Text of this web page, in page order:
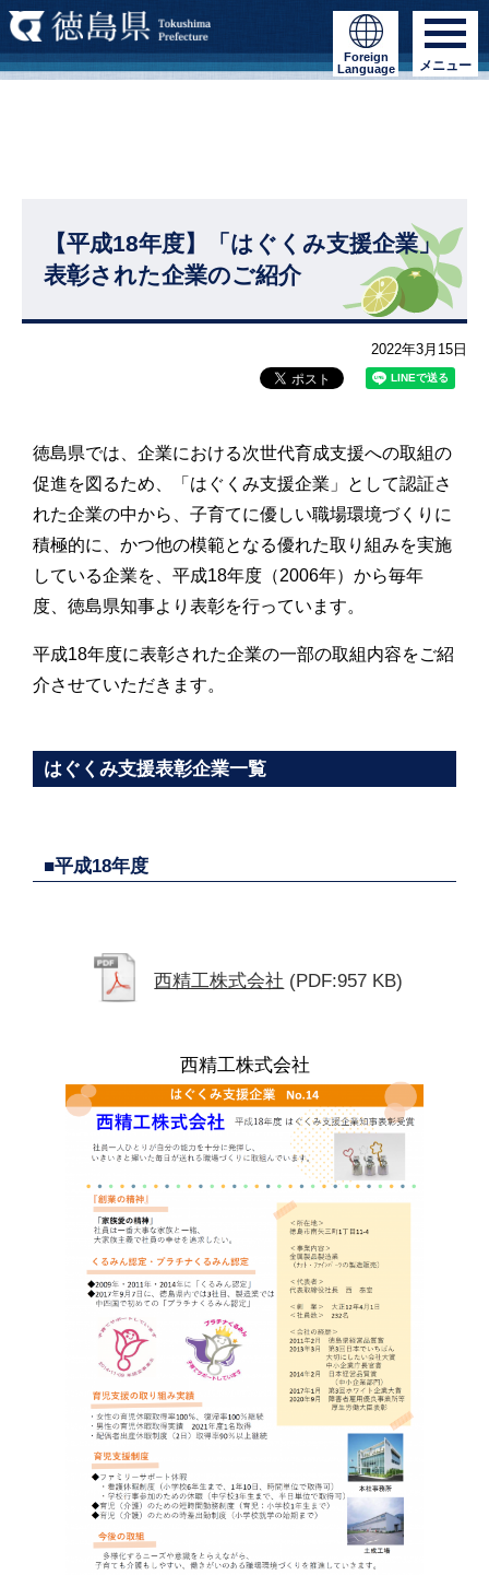
Foreign
Language
メニュー
【平成18年度】「はぐくみ支援企業」
表彰された企業のご紹介
2022年3月15日
徳島県では、企業における次世代育成支援への取組の
促進を図るため、「はぐくみ支援企業」として認証さ
れた企業の中から、子育てに優しい職場環境づくりに
積極的に、かつ他の模範となる優れた取り組みを実施
している企業を、平成18年度（2006年）から毎年
度、徳島県知事より表彰を行っています。
平成18年度に表彰された企業の一部の取組内容をご紹
介させていただきます。
はぐくみ支援表彰企業一覧
■平成18年度
西精工株式会社 (PDF:957 KB)
西精工株式会社